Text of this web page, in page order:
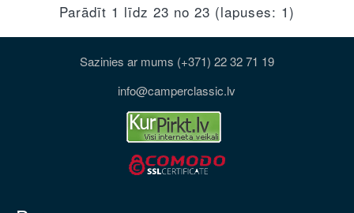
Parādīt 1 līdz 23 no 23 (lapuses: 1)
Sazinies ar mums (+371) 22 32 71 19
info@camperclassic.lv